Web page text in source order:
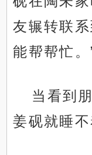
友辗转联
能帮帮忙。
当看到
姜砚就睡不